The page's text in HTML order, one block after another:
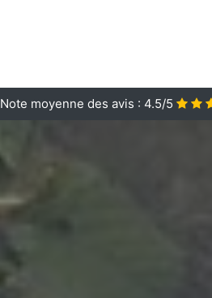
Note moyenne des avis : 4.5/5